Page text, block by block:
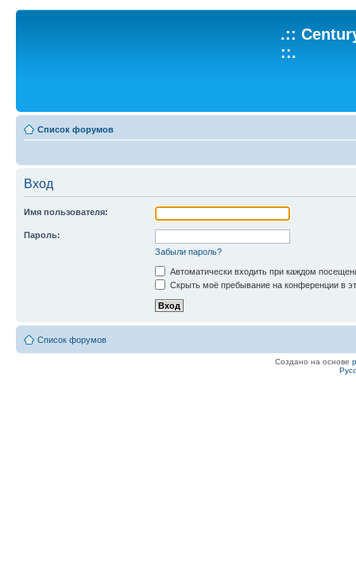
.::
::.
Список форумов
Вход
Имя пользователя:
Пароль:
Забыли пароль?
Автоматически входить при каждом
Скрыть моё пребывание на конференции в
Список форумов
Создано на основе